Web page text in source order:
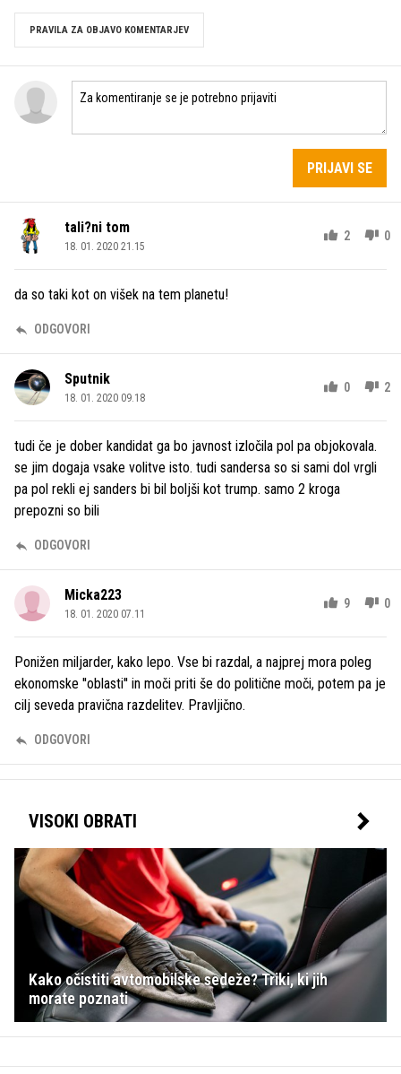
PRAVILA ZA OBJAVO KOMENTARJEV
PRIJAVI SE
tali?ni tom
18. 01. 2020 21.15
2 0
da so taki kot on višek na tem planetu!
ODGOVORI
Sputnik
18. 01. 2020 09.18
0 2
tudi če je dober kandidat ga bo javnost izločila pol pa objokovala.
se jim dogaja vsake volitve isto. tudi sandersa so si sami dol vrgli
pa pol rekli ej sanders bi bil boljši kot trump. samo 2 kroga
prepozni so bili
ODGOVORI
Micka223
18. 01. 2020 07.11
9 0
Ponižen miljarder, kako lepo. Vse bi razdal, a najprej mora poleg
ekonomske ''oblasti'' in moči priti še do politične moči, potem pa je
cilj seveda pravična razdelitev. Pravljično.
ODGOVORI
VISOKI OBRATI
Kako očistiti avtomobilske sedeže? Triki, ki jih
morate poznati